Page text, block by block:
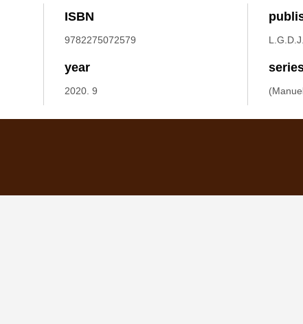
ISBN
9782275072579 L.G.D.J.
year
2020. 9